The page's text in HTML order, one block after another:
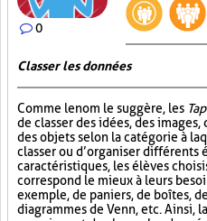
0
Classer les données
Comme le nom le suggère, les
de classer des idées, des
des objets selon la catégorie à
classer ou d’organiser
caractéristiques, les élèves
correspond le mieux à leurs
exemple, de paniers, de boîtes,
diagrammes de Venn, etc. Ainsi,